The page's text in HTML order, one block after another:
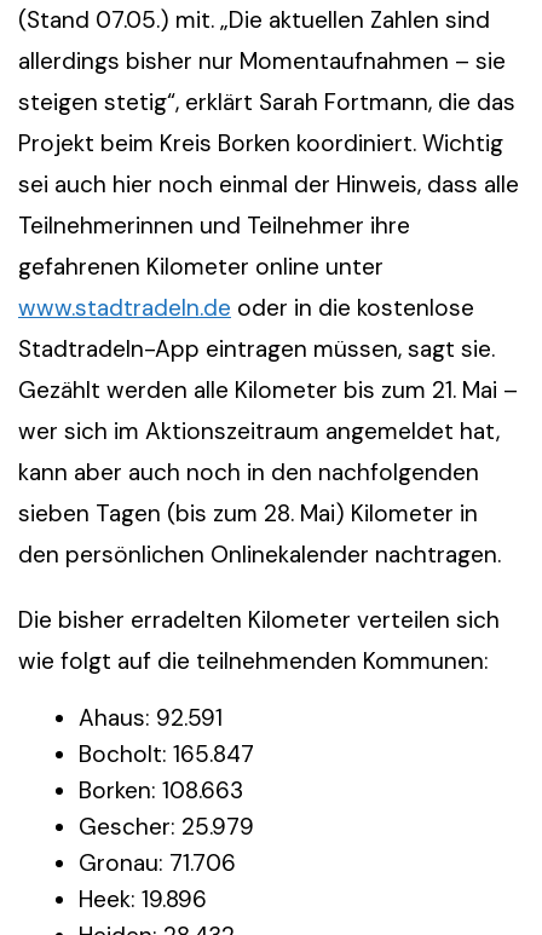
(Stand 07.05.) mit. „Die aktuellen Zahlen sind
allerdings bisher nur Momentaufnahmen – sie
steigen stetig“, erklärt Sarah Fortmann, die das
Projekt beim Kreis Borken koordiniert. Wichtig
sei auch hier noch einmal der Hinweis, dass alle
Teilnehmerinnen und Teilnehmer ihre
gefahrenen Kilometer online unter
www.stadtradeln.de oder in die kostenlose
Stadtradeln-App eintragen müssen, sagt sie.
Gezählt werden alle Kilometer bis zum 21. Mai –
wer sich im Aktionszeitraum angemeldet hat,
kann aber auch noch in den nachfolgenden
sieben Tagen (bis zum 28. Mai) Kilometer in
den persönlichen Onlinekalender nachtragen.
Die bisher erradelten Kilometer verteilen sich
wie folgt auf die teilnehmenden Kommunen:
Ahaus: 92.591
Bocholt: 165.847
Borken: 108.663
Gescher: 25.979
Gronau: 71.706
Heek: 19.896